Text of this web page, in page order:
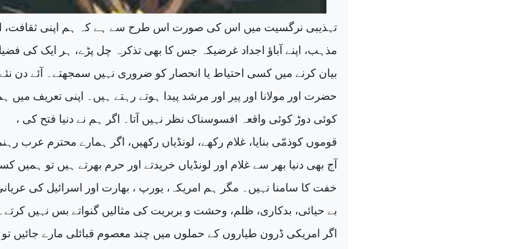
تہذیبی نرگسیت میں اس کی صورت اس طرح سے ہے کہ ہم اپنی ثقافت،
مذہب، اپنے آباؤ اجداد غرضیکہ جس کا بھی تذکرہ چل پڑے، ہر ایک کی
بیان کرنے میں کسی احتیاط یا انحصار کو ضروری نہیں سمجھتے۔ آئے دن نئے
حضرت اور مولانا اور پیر اور مرشد پیدا ہوتے رہتے ہیں۔ اپنی تعریف میں
کوئی دوڑ کوئی واقعہ افسوسناک نظر نہیں آتا۔ اگر ہم نے دنیا فتح کی ،
قوموں کوذمّی بنایا، غلام رکھے، لونڈیاں رکھیں، اگر ہمارے محترم عرب
آج بھی دنیا بھر سے غلام اور لونڈیاں خریدتے اور حرم بھرتے ہیں تو ہمیں
خفت کا سامنا نہیں۔ مگر ہم امریکہ، یورپ ، بھارت اور اسرائیل کی
بے حیائی، بدکاری، ظلم، وحشت و بربریت کی مثالیں گنواتے بس نہیں کرتے۔
اگر امریکی ڈرون طیاروں کے حملوں میں چند معصوم قبائلی مارے جائیں